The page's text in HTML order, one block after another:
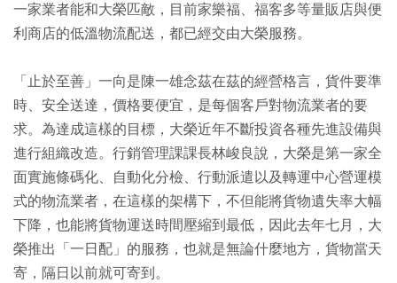
一家業者能和大榮匹敵，目前家樂福、福客多等量販店與便
利商店的低溫物流配送，都已經交由大榮服務。
「止於至善」一向是陳一雄念茲在茲的經營格言，貨件要準
時、安全送達，價格要便宜，是每個客戶對物流業者的要
求。為達成這樣的目標，大榮近年不斷投資各種先進設備與
進行組織改造。行銷管理課課長林峻良說，大榮是第一家全
面實施條碼化、自動化分檢、行動派遣以及轉運中心營運模
式的物流業者，在這樣的架構下，不但能將貨物遺失率大幅
下降，也能將貨物運送時間壓縮到最低，因此去年七月，大
榮推出「一日配」的服務，也就是無論什麼地方，貨物當天
寄，隔日以前就可寄到。